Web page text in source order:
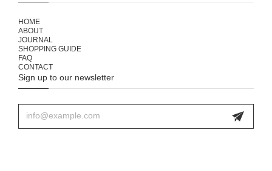
HOME
ABOUT
JOURNAL
SHOPPING GUIDE
FAQ
CONTACT
Sign up to our newsletter